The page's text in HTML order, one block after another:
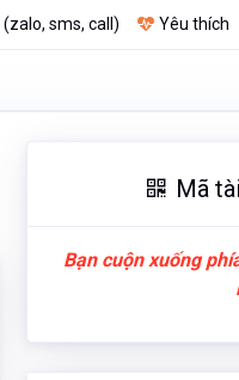
(zalo, sms, call) Yêu thích
Mã
Bạn cuộn xuống